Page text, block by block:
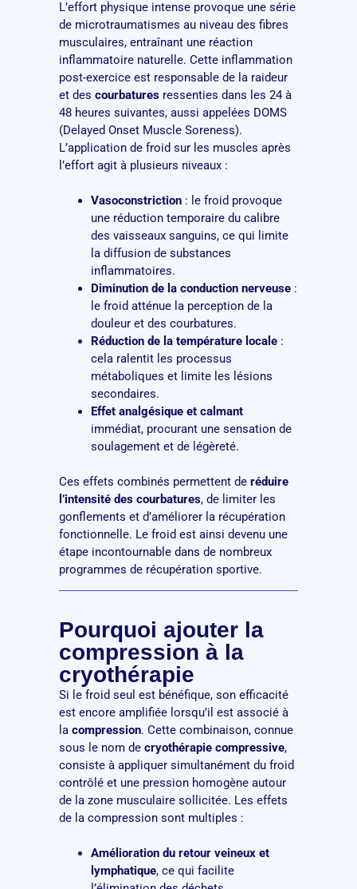
L’effort physique intense provoque une série
de microtraumatismes au niveau des fibres
musculaires, entraînant une réaction
inflammatoire naturelle. Cette inflammation
post-exercice est responsable de la raideur
et des courbatures ressenties dans les 24 à
48 heures suivantes, aussi appelées DOMS
(Delayed Onset Muscle Soreness).
L’application de froid sur les muscles après
l’effort agit à plusieurs niveaux :
Vasoconstriction : le froid provoque
une réduction temporaire du calibre
des vaisseaux sanguins, ce qui limite
la diffusion de substances
inflammatoires.
Diminution de la conduction nerveuse :
le froid atténue la perception de la
douleur et des courbatures.
Réduction de la température locale :
cela ralentit les processus
métaboliques et limite les lésions
secondaires.
Effet analgésique et calmant
immédiat, procurant une sensation de
soulagement et de légèreté.
Ces effets combinés permettent de réduire
l’intensité des courbatures, de limiter les
gonflements et d’améliorer la récupération
fonctionnelle. Le froid est ainsi devenu une
étape incontournable dans de nombreux
programmes de récupération sportive.
Pourquoi ajouter la
compression à la
cryothérapie
Si le froid seul est bénéfique, son efficacité
est encore amplifiée lorsqu’il est associé à
la compression. Cette combinaison, connue
sous le nom de cryothérapie compressive,
consiste à appliquer simultanément du froid
contrôlé et une pression homogène autour
de la zone musculaire sollicitée. Les effets
de la compression sont multiples :
Amélioration du retour veineux et
lymphatique, ce qui facilite